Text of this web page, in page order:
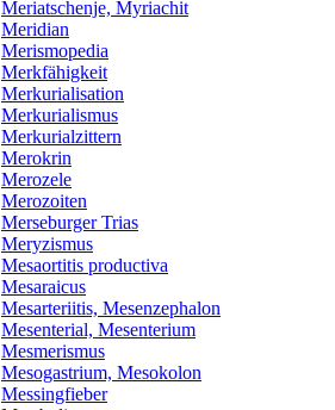
Meriatschenje, Myriachit
Meridian
Merismopedia
Merkfähigkeit
Merkurialisation
Merkurialismus
Merkurialzittern
Merokrin
Merozele
Merozoiten
Merseburger Trias
Meryzismus
Mesaortitis productiva
Mesaraicus
Mesarteriitis, Mesenzephalon
Mesenterial, Mesenterium
Mesmerismus
Mesogastrium, Mesokolon
Messingfieber